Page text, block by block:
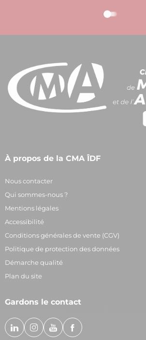
À propos de la CMA ÎDF
Nous contacter
Qui sommes-nous ?
Mentions légales
Accessibilité
Conditions générales de vente (CGV)
Politique de protection des données
Démarche qualité
Plan du site
Gardons le contact